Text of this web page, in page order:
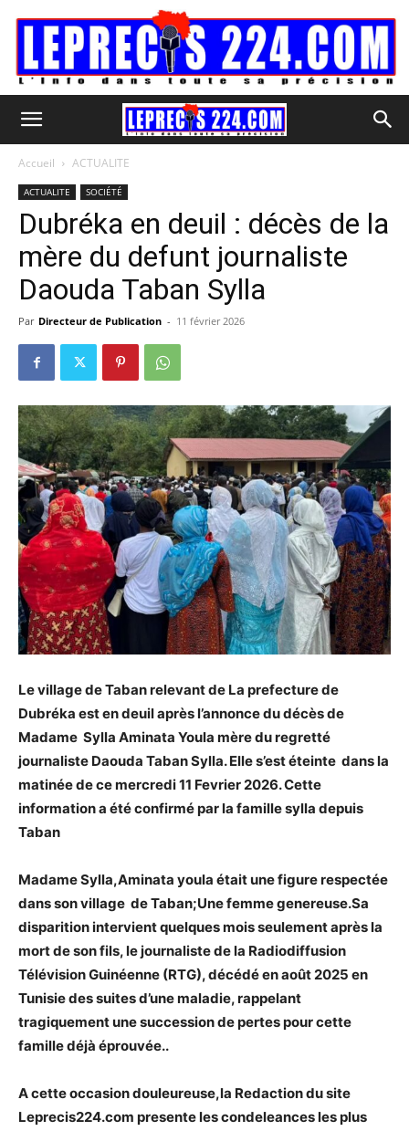
Accueil ACTUALITE
ACTUALITE SOCIÉTÉ
Dubréka en deuil : décès de la
mère du defunt journaliste
Daouda Taban Sylla
Par Directeur de Publication - 11 février 2026
Le village de Taban relevant de La prefecture de
Dubréka est en deuil après l’annonce du décès de
Madame Sylla Aminata Youla mère du regretté
journaliste Daouda Taban Sylla. Elle s’est éteinte dans la
matinée de ce mercredi 11 Fevrier 2026. Cette
information a été confirmé par la famille sylla depuis
Taban
Madame Sylla,Aminata youla était une figure respectée
dans son village de Taban;Une femme genereuse.Sa
disparition intervient quelques mois seulement après la
mort de son fils, le journaliste de la Radiodiffusion
Télévision Guinéenne (RTG), décédé en août 2025 en
Tunisie des suites d’une maladie, rappelant
tragiquement une succession de pertes pour cette
famille déjà éprouvée..
A cette occasion douleureuse,la Redaction du site
Leprecis224.com presente les condeleances les plus